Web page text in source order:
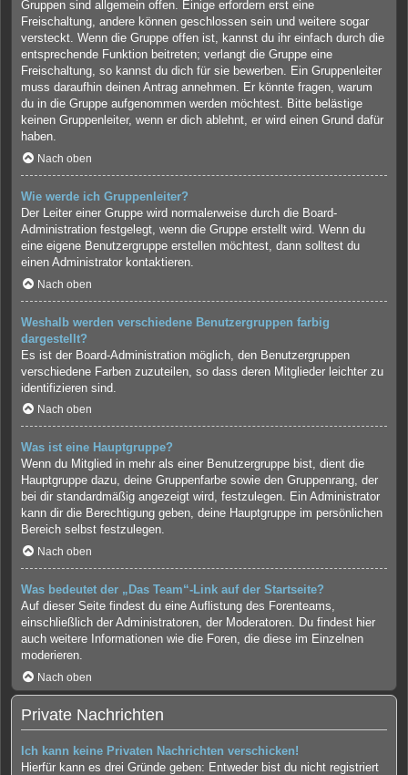
Gruppen sind allgemein offen. Einige erfordern erst eine
Freischaltung, andere können geschlossen sein und weitere sogar
versteckt. Wenn die Gruppe offen ist, kannst du ihr einfach durch die
entsprechende Funktion beitreten; verlangt die Gruppe eine
Freischaltung, so kannst du dich für sie bewerben. Ein Gruppenleiter
muss daraufhin deinen Antrag annehmen. Er könnte fragen, warum
du in die Gruppe aufgenommen werden möchtest. Bitte belästige
keinen Gruppenleiter, wenn er dich ablehnt, er wird einen Grund dafür
haben.
Nach oben
Wie werde ich Gruppenleiter?
Der Leiter einer Gruppe wird normalerweise durch die Board-
Administration festgelegt, wenn die Gruppe erstellt wird. Wenn du
eine eigene Benutzergruppe erstellen möchtest, dann solltest du
einen Administrator kontaktieren.
Nach oben
Weshalb werden verschiedene Benutzergruppen farbig
dargestellt?
Es ist der Board-Administration möglich, den Benutzergruppen
verschiedene Farben zuzuteilen, so dass deren Mitglieder leichter zu
identifizieren sind.
Nach oben
Was ist eine Hauptgruppe?
Wenn du Mitglied in mehr als einer Benutzergruppe bist, dient die
Hauptgruppe dazu, deine Gruppenfarbe sowie den Gruppenrang, der
bei dir standardmäßig angezeigt wird, festzulegen. Ein Administrator
kann dir die Berechtigung geben, deine Hauptgruppe im persönlichen
Bereich selbst festzulegen.
Nach oben
Was bedeutet der „Das Team“-Link auf der Startseite?
Auf dieser Seite findest du eine Auflistung des Forenteams,
einschließlich der Administratoren, der Moderatoren. Du findest hier
auch weitere Informationen wie die Foren, die diese im Einzelnen
moderieren.
Nach oben
Private Nachrichten
Ich kann keine Privaten Nachrichten verschicken!
Hierfür kann es drei Gründe geben: Entweder bist du nicht registriert